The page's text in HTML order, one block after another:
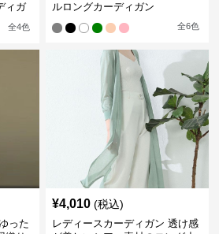
ィガ
全4色
ルロングカーディガン
全6色
った
¥4,010 (税込)
レディースカーディガン 透け感